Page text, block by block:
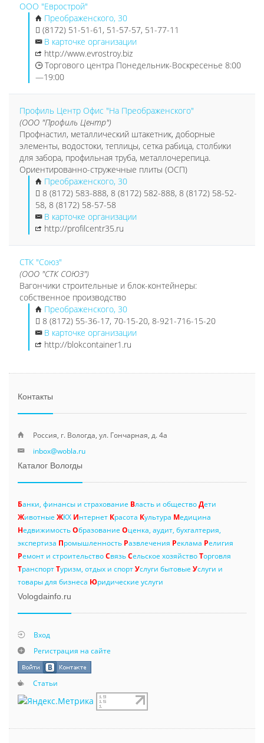
ООО "Еврострой"
Преображенского, 30
(8172) 51-51-61, 51-57-57, 51-77-11
В карточке организации
http://www.evrostroy.biz
Торгового центра Понедельник-Воскресенье 8:00
—19:00
Профиль Центр Офис "На Преображенского"
(ООО "Профиль Центр")
Профнастил, металлический штакетник, доборные
элементы, водостоки, теплицы, сетка рабица, столбики
для забора, профильная труба, металлочерепица.
Ориентированно-стружечные плиты (ОСП)
Преображенского, 30
8 (8172) 583-888, 8 (8172) 582-888, 8 (8172) 58-52-
58, 8 (8172) 58-57-58
В карточке организации
http://profilcentr35.ru
СТК "Союз"
(ООО "СТК СОЮЗ")
Вагончики строительные и блок-контейнеры:
собственное производство
Преображенского, 30
8 (8172) 55-36-17, 70-15-20, 8-921-716-15-20
В карточке организации
http://blokcontainer1.ru
Контакты
Россия, г. Вологда, ул. Гончарная, д. 4а
inbox@wobla.ru
Каталог Вологды
Банки, финансы и страхование Власть и обществоДети
Животные ЖКХ Интернет Красота Культура Медицина
НедвижимостьОбразование Оценка, аудит, бухгалтерия,
экспертиза Промышленность Развлечения Реклама Религия
Ремонт и строительствоСвязьСельское хозяйствоТорговля
ТранспортТуризм, отдых и спортУслуги бытовые Услуги и
товары для бизнеса Юридические услуги
Vologdainfo.ru
Вход
Регистрация на сайте
Статьи